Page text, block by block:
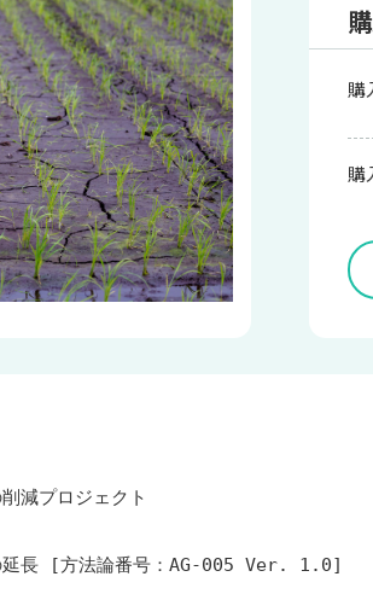
購
購
減プロジェクト
延長 [方法論番号：AG-005 Ver. 1.0]